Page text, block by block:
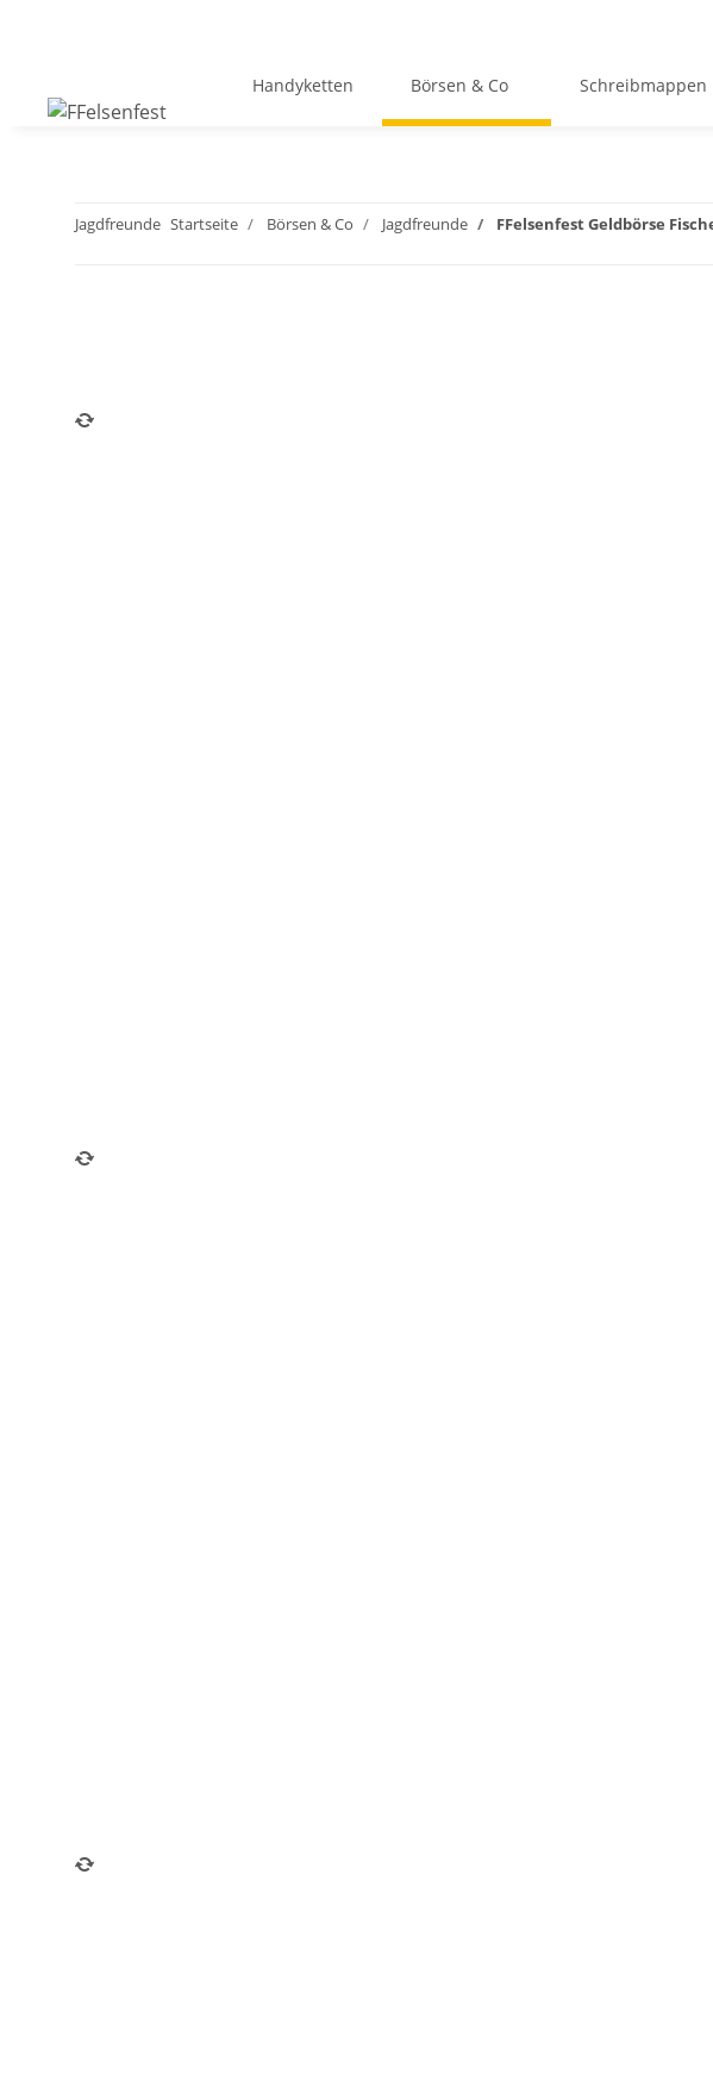
Handyketten Börsen & Co Schreibmappen
Jagdfreunde Startseite Börsen & Co Jagdfreunde FFelsenfest Geldbörse